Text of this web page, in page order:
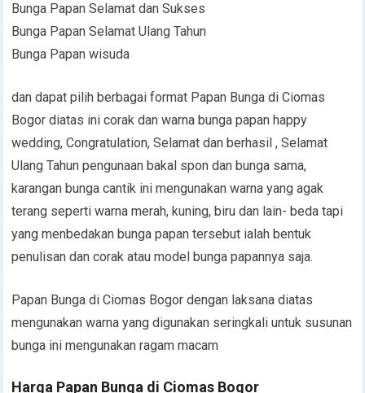
Bunga Papan Selamat dan Sukses
Bunga Papan Selamat Ulang Tahun
Bunga Papan wisuda
dan dapat pilih berbagai format Papan Bunga di Ciomas
Bogor diatas ini corak dan warna bunga papan happy
wedding, Congratulation, Selamat dan berhasil , Selamat
Ulang Tahun pengunaan bakal spon dan bunga sama,
karangan bunga cantik ini mengunakan warna yang agak
terang seperti warna merah, kuning, biru dan lain- beda tapi
yang menbedakan bunga papan tersebut ialah bentuk
penulisan dan corak atau model bunga papannya saja.
Papan Bunga di Ciomas Bogor dengan laksana diatas
mengunakan warna yang digunakan seringkali untuk susunan
bunga ini mengunakan ragam macam
Harga Papan Bunga di Ciomas Bogor